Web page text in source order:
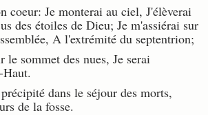
coeur: Je monterai au ciel, J'élèverai
des étoiles de Dieu; Je m'assiérai sur
A l'extrémité du septentrion;
le sommet des nues, Je serai
Haut.
dans le séjour des morts,
de la fosse.